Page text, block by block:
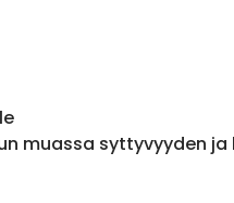
muassa syttyvyyden